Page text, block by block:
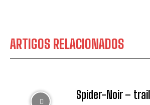
ARTIGOS RELACIONADOS
Spider-Noir –